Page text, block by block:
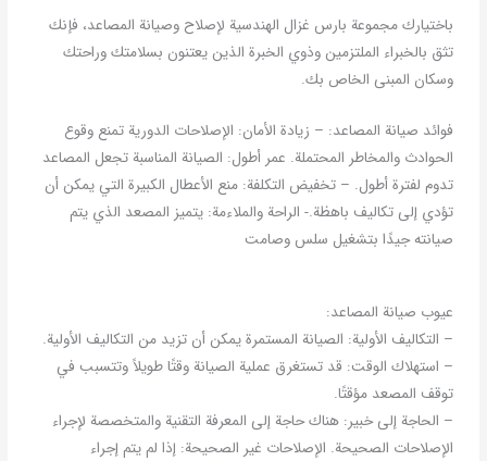
باختيارك مجموعة بارس غزال الهندسية لإصلاح وصيانة المصاعد، فإنك
تثق بالخبراء الملتزمين وذوي الخبرة الذين يعتنون بسلامتك وراحتك
وسكان المبنى الخاص بك.
فوائد صيانة المصاعد: – زيادة الأمان: الإصلاحات الدورية تمنع وقوع
الحوادث والمخاطر المحتملة. عمر أطول: الصيانة المناسبة تجعل المصاعد
تدوم لفترة أطول. – تخفيض التكلفة: منع الأعطال الكبيرة التي يمكن أن
تؤدي إلى تكاليف باهظة.- الراحة والملاءمة: يتميز المصعد الذي يتم
صيانته جيدًا بتشغيل سلس وصامت
عيوب صيانة المصاعد:
– التكاليف الأولية: الصيانة المستمرة يمكن أن تزيد من التكاليف الأولية.
– استهلاك الوقت: قد تستغرق عملية الصيانة وقتًا طويلاً وتتسبب في
توقف المصعد مؤقتًا.
– الحاجة إلى خبير: هناك حاجة إلى المعرفة التقنية والمتخصصة لإجراء
الإصلاحات الصحيحة. الإصلاحات غير الصحيحة: إذا لم يتم إجراء